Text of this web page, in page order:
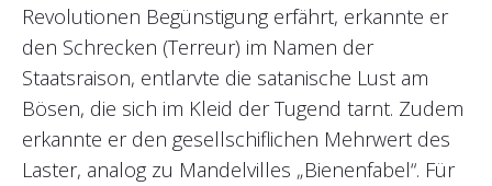
Revolutionen Begünstigung erfährt, erkannte er
den Schrecken (Terreur) im Namen der
Staatsraison, entlarvte die satanische Lust am
Bösen, die sich im Kleid der Tugend tarnt. Zudem
erkannte er den gesellschiflichen Mehrwert des
Laster, analog zu Mandelvilles „Bienenfabel“. Für